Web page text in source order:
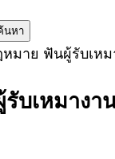
มาย ฟันผู้รับเห
บเหมางา